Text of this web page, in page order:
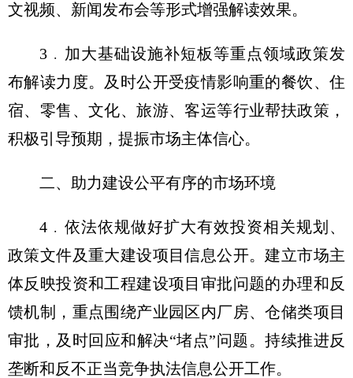
文视频、新闻发布会等形式增强解读效果。
3﹒加大基础设施补短板等重点领域政策发
布解读力度。及时公开受疫情影响重的餐饮、住
宿、零售、文化、旅游、客运等行业帮扶政策，
积极引导预期，提振市场主体信心。
二、助力建设公平有序的市场环境
4﹒依法依规做好扩大有效投资相关规划、
政策文件及重大建设项目信息公开。建立市场主
体反映投资和工程建设项目审批问题的办理和反
馈机制，重点围绕产业园区内厂房、仓储类项目
审批，及时回应和解决“堵点”问题。持续推进反
垄断和反不正当竞争执法信息公开工作。